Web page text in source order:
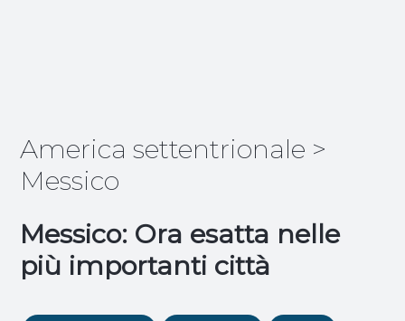
America settentrionale >
Messico
Messico: Ora esatta nelle
più importanti città